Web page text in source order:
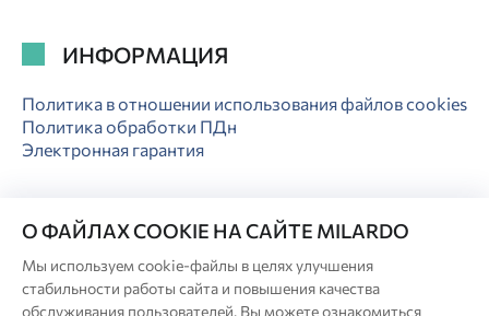
ИНФОРМАЦИЯ
Политика в отношении использования файлов cookies
Политика обработки ПДн
Электронная гарантия
© Milardo
Разработка сайта:
О ФАЙЛАХ COOKIE НА САЙТЕ MILARDO
Мы используем cookie-файлы в целях улучшения
стабильности работы сайта и повышения качества
обслуживания пользователей. Вы можете ознакомиться